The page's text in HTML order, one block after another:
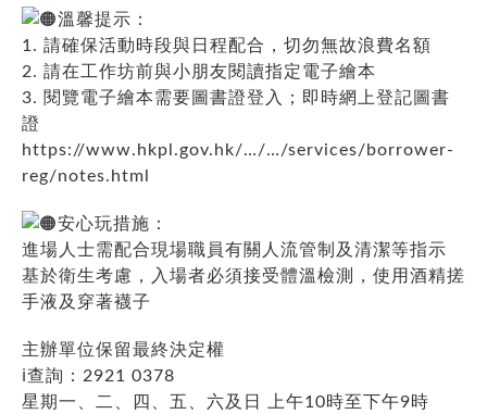
溫馨提示：
1. 請確保活動時段與日程配合，切勿無故浪費名額
2. 請在工作坊前與小朋友閱讀指定電子繪本
3. 閱覽電子繪本需要圖書證登入；即時網上登記圖書
證
https://www.hkpl.gov.hk/…/…/services/borrower-
reg/notes.html
安心玩措施：
進場人士需配合現場職員有關人流管制及清潔等指示
基於衛生考慮，入場者必須接受體溫檢測，使用酒精搓
手液及穿著襪子
主辦單位保留最終決定權
ℹ️查詢：2921 0378
星期一、二、四、五、六及日 上午10時至下午9時